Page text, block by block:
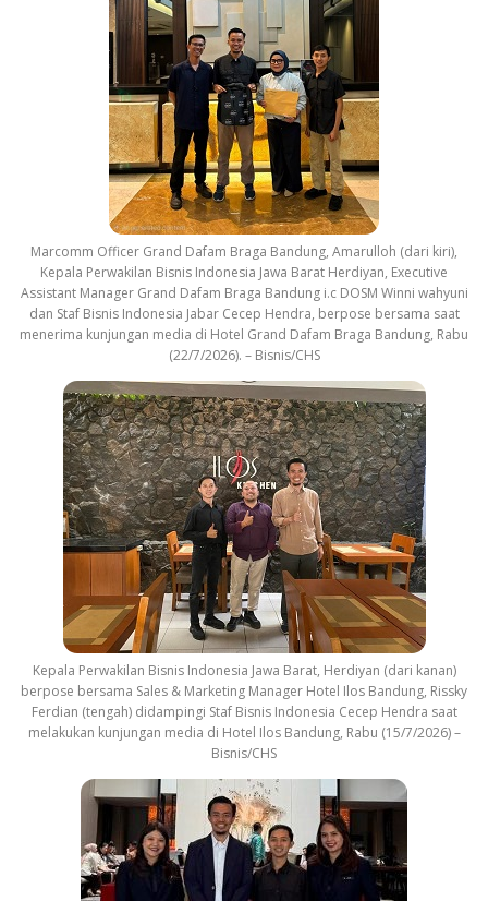
Marcomm Officer Grand Dafam Braga Bandung, Amarulloh (dari kiri),
Kepala Perwakilan Bisnis Indonesia Jawa Barat Herdiyan, Executive
Assistant Manager Grand Dafam Braga Bandung i.c DOSM Winni wahyuni
dan Staf Bisnis Indonesia Jabar Cecep Hendra, berpose bersama saat
menerima kunjungan media di Hotel Grand Dafam Braga Bandung, Rabu
(22/7/2026). – Bisnis/CHS
Kepala Perwakilan Bisnis Indonesia Jawa Barat, Herdiyan (dari kanan)
berpose bersama Sales & Marketing Manager Hotel Ilos Bandung, Rissky
Ferdian (tengah) didampingi Staf Bisnis Indonesia Cecep Hendra saat
melakukan kunjungan media di Hotel Ilos Bandung, Rabu (15/7/2026) –
Bisnis/CHS